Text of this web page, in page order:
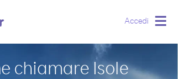
Accedi
chiamare Isole